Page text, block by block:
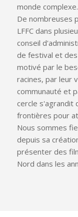
monde complexe.
De nombreuses
LFFC dans
conseil
de festival et
motivé par le
racines, par leur
communauté et
cercle s'agrandit
frontières pour
Nous sommes
depuis sa
présenter des
Nord dans les